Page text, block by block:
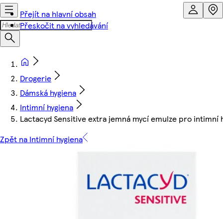
Přejít na hlavní obsah
Přeskočit na vyhledávání
Drogerie
Dámská hygiena
Intimní hygiena
Lactacyd Sensitive extra jemná mycí emulze pro intimní
Zpět na Intimní hygiena